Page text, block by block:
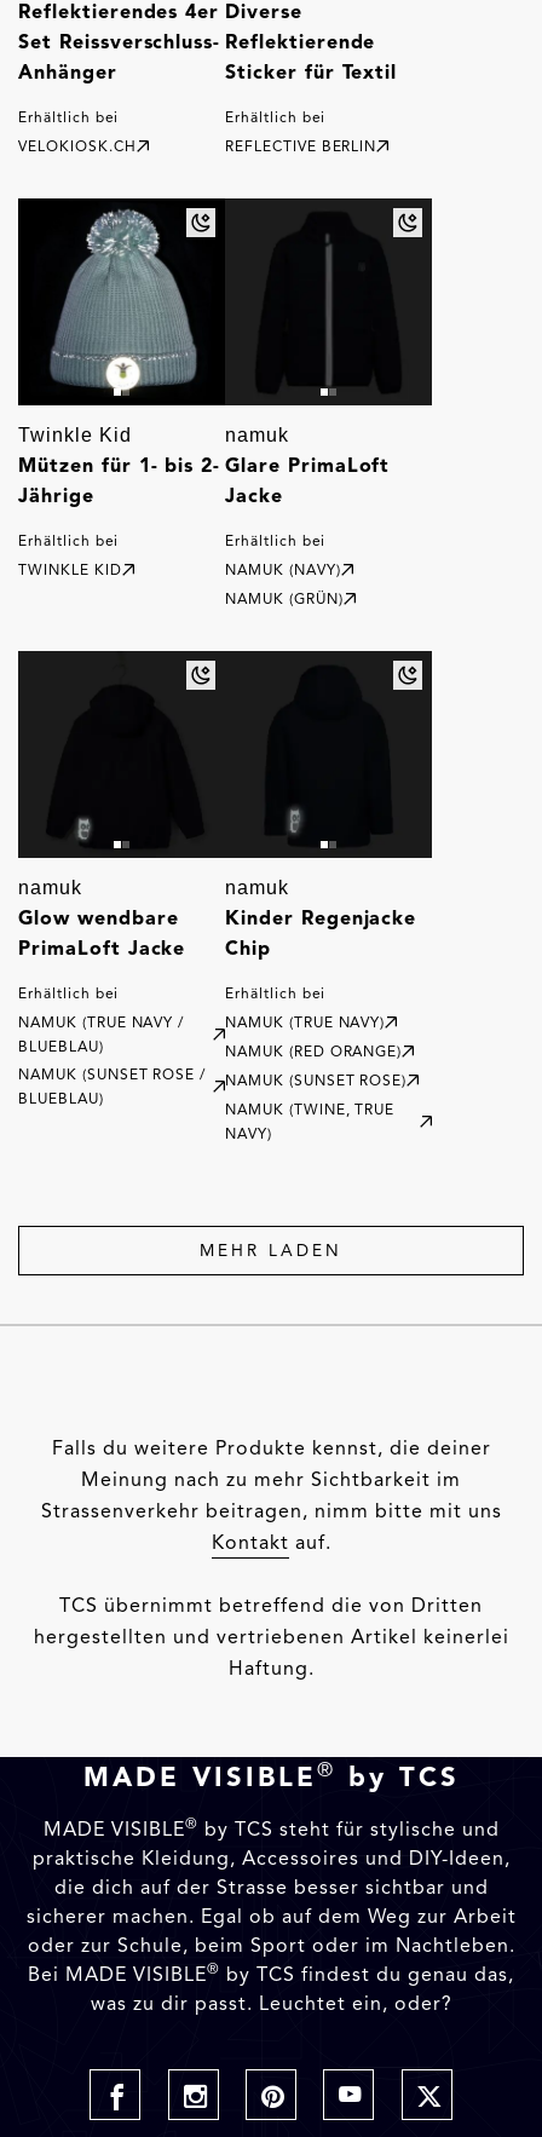
Reflektierendes 4er
Set Reissverschluss-
Anhänger
Erhältlich bei
VELOKIOSK.CH
Diverse
Reflektierende
Sticker für Textil
Erhältlich bei
REFLECTIVE BERLIN
Twinkle Kid
Mützen für 1- bis 2-
Jährige
Erhältlich bei
TWINKLE KID
namuk
Glare PrimaLoft
Jacke
Erhältlich bei
NAMUK (NAVY)
NAMUK (GRÜN)
namuk
Glow wendbare
PrimaLoft Jacke
Erhältlich bei
NAMUK (TRUE NAVY /
BLUEBLAU)
NAMUK (SUNSET ROSE /
BLUEBLAU)
namuk
Kinder Regenjacke
Chip
Erhältlich bei
NAMUK (TRUE NAVY)
NAMUK (RED ORANGE)
NAMUK (SUNSET ROSE)
NAMUK (TWINE, TRUE
NAVY)
MEHR LADEN
Falls du weitere Produkte kennst, die deiner
Meinung nach zu mehr Sichtbarkeit im
Strassenverkehr beitragen, nimm bitte mit uns
Kontakt auf.
TCS übernimmt betreffend die von Dritten
hergestellten und vertriebenen Artikel keinerlei
Haftung.
MADE VISIBLE ® by TCS
MADE VISIBLE® by TCS steht für stylische und
praktische Kleidung, Accessoires und DIY-Ideen,
die dich auf der Strasse besser sichtbar und
sicherer machen. Egal ob auf dem Weg zur Arbeit
oder zur Schule, beim Sport oder im Nachtleben.
Bei MADE VISIBLE® by TCS findest du genau das,
was zu dir passt. Leuchtet ein, oder?